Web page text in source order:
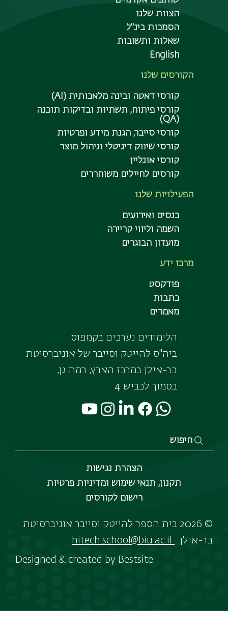
מרכז ידע
פודקסט
כתבות
מאמרים
הפעילויות שלנו
כנסים ואירועים
השמה וליווי קריירה
מועדון הבוגרים
הקורסים שלנו
קורסי דאטה ובינה מלאכותית (AI)
קורסי פיתוח, תשתיות ובדיקות תוכנה
(QA)
קורסי סייבר, הגנת מידע ופרטיות
קורסי שיווק דיגיטלי וניהול מוצר
קורסי אונליין
קורסים לחיילים משוחררים
הצוות שלנו
הסמכות בינ"ל
שאלות ותשובות
English
חיפוש
הלימודים נערכים בקמפוס
ביה"ס להייטק וסייבר של אוניברסיטת
בר-אילן במרכז הארץ, רמת גן,
בסמוך לכביש 4
הצהרת נגישות
תקנון, תנאי שימוש ומדיניות פרטיות
רישום לקורסים
© 2026 בית הספר להייטק וסייבר אוניברסיטת
בר-אילן
Designed & created by Bestsite